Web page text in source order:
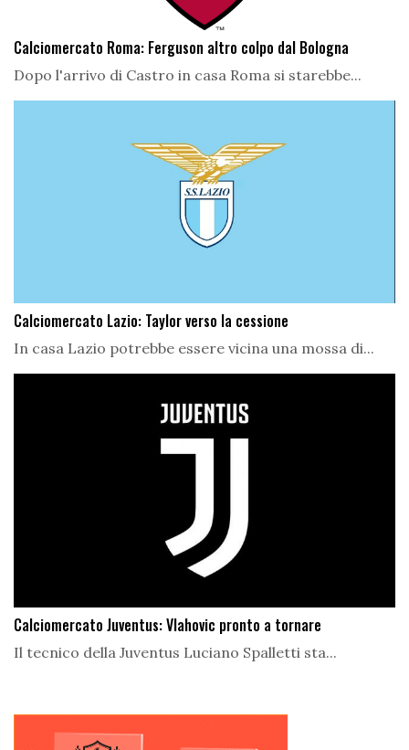
Calciomercato Roma: Ferguson altro colpo dal Bologna
Dopo l'arrivo di Castro in casa Roma si starebbe...
Calciomercato Lazio: Taylor verso la cessione
In casa Lazio potrebbe essere vicina una mossa di...
Calciomercato Juventus: Vlahovic pronto a tornare
Il tecnico della Juventus Luciano Spalletti sta...